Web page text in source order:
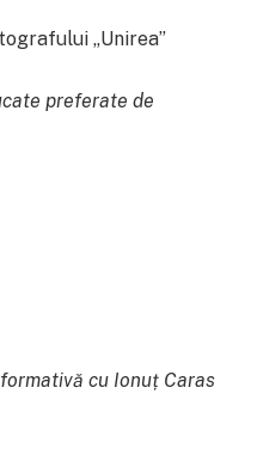
„Unirea”
preferate de
cu Ionuț Caras